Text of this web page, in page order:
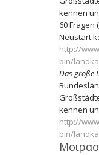
kennen
60 Fragen
Neustart
http://
bin/
Das große
kennen
http://
bin/